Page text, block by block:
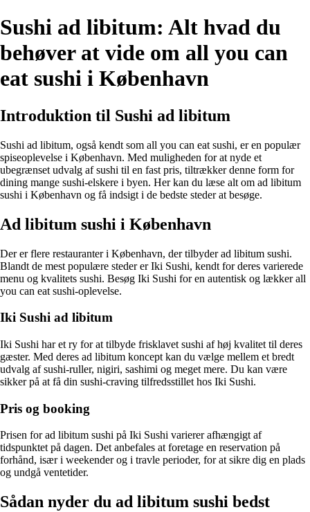
Sushi ad libitum: Alt hvad du
behøver at vide om all you can
eat sushi i København
Introduktion til Sushi ad libitum
Sushi ad libitum, også kendt som all you can eat sushi, er en populær
spiseoplevelse i København. Med muligheden for at nyde et
ubegrænset udvalg af sushi til en fast pris, tiltrækker denne form for
dining mange sushi-elskere i byen. Her kan du læse alt om ad libitum
sushi i København og få indsigt i de bedste steder at besøge.
Ad libitum sushi i København
Der er flere restauranter i København, der tilbyder ad libitum sushi.
Blandt de mest populære steder er Iki Sushi, kendt for deres varierede
menu og kvalitets sushi. Besøg Iki Sushi for en autentisk og lækker all
you can eat sushi-oplevelse.
Iki Sushi ad libitum
Iki Sushi har et ry for at tilbyde frisklavet sushi af høj kvalitet til deres
gæster. Med deres ad libitum koncept kan du vælge mellem et bredt
udvalg af sushi-ruller, nigiri, sashimi og meget mere. Du kan være
sikker på at få din sushi-craving tilfredsstillet hos Iki Sushi.
Pris og booking
Prisen for ad libitum sushi på Iki Sushi varierer afhængigt af
tidspunktet på dagen. Det anbefales at foretage en reservation på
forhånd, især i weekender og i travle perioder, for at sikre dig en plads
og undgå ventetider.
Sådan nyder du ad libitum sushi bedst